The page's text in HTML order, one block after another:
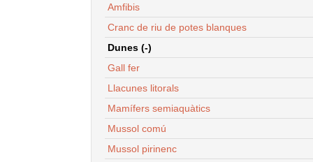
Amfibis
Cranc de riu de potes blanques
Dunes (-)
Gall fer
Llacunes litorals
Mamífers semiaquàtics
Mussol comú
Mussol pirinenc